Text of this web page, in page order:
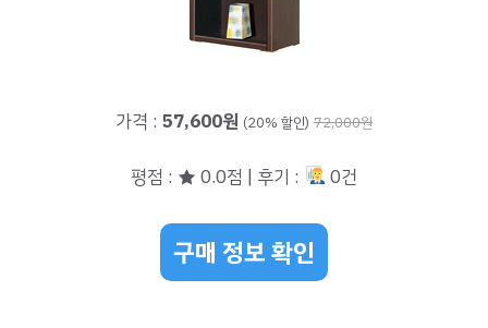
가격 : 57,600원 (20% 할인) 72,000원
평점 : ★ 0.0점 | 후기 : 0건
구매 정보 확인